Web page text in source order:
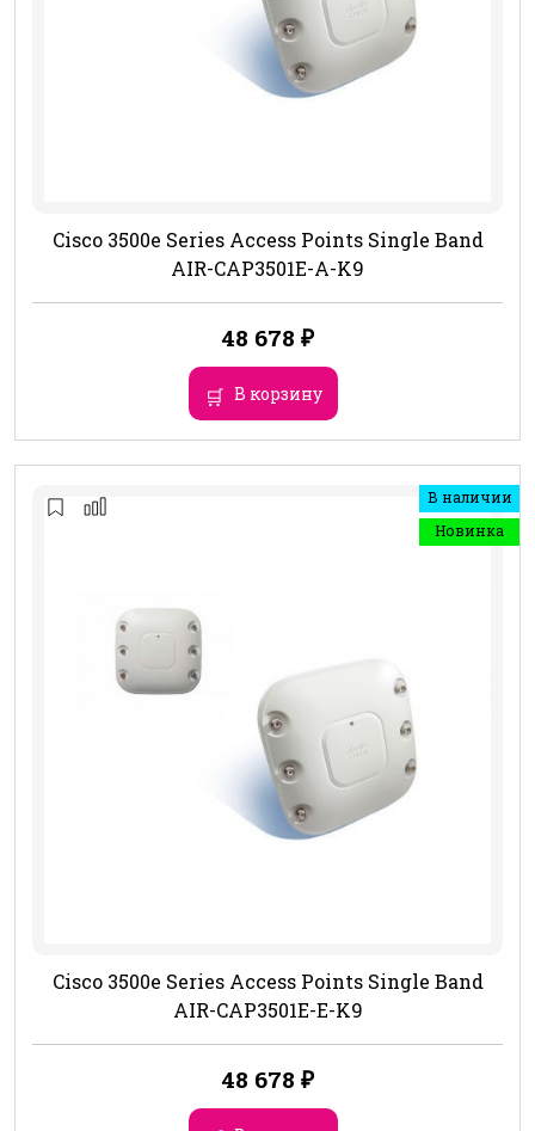
Cisco 3500e Series Access Points Single Band
AIR-CAP3501E-A-K9
48 678 ₽
В корзину
В наличии
Новинка
Cisco 3500e Series Access Points Single Band
AIR-CAP3501E-E-K9
48 678 ₽